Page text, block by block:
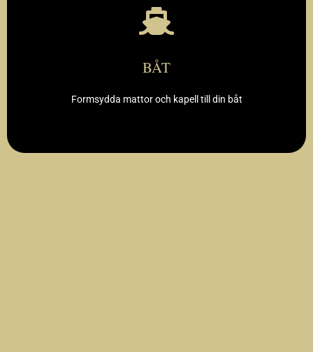
BÅT
Formsydda mattor och kapell till din båt
SE URVAL